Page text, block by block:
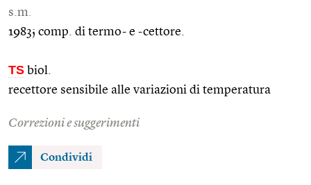
s.m.
1983; comp. di termo- e -cettore.
TS biol.
recettore sensibile alle variazioni di temperatura
Correzioni e suggerimenti
Condividi